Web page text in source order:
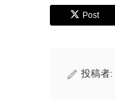
Post
投稿者: